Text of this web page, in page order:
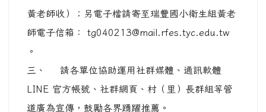
黃老師收）；另電子檔請寄至瑞豐國小衛生組黃老
師電子信箱： tg040213@mail.rfes.tyc.edu.tw
。
三、 請各單位協助運用社群媒體、通訊軟體
LINE 官方帳號、社群網頁、村（里）長群組等管
道廣為宣傳，鼓勵各界踴躍推薦。